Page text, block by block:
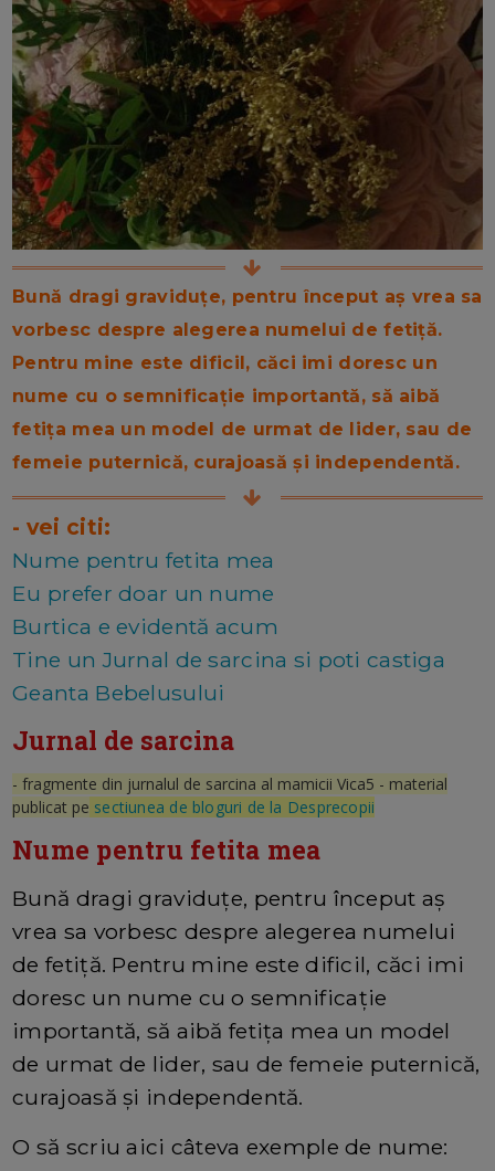
Bună dragi graviduțe, pentru început aș vrea sa
vorbesc despre alegerea numelui de fetiță.
Pentru mine este dificil, căci imi doresc un
nume cu o semnificație importantă, să aibă
fetița mea un model de urmat de lider, sau de
femeie puternică, curajoasă și independentă.
- vei citi:
Nume pentru fetita mea
Eu prefer doar un nume
Burtica e evidentă acum
Tine un Jurnal de sarcina si poti castiga
Geanta Bebelusului
Jurnal de sarcina
- fragmente din jurnalul de sarcina al mamicii Vica5 - material
publicat pe sectiunea de bloguri de la Desprecopii
Nume pentru fetita mea
Bună dragi graviduțe, pentru început aș
vrea sa vorbesc despre alegerea numelui
de fetiță. Pentru mine este dificil, căci imi
doresc un nume cu o semnificație
importantă, să aibă fetița mea un model
de urmat de lider, sau de femeie puternică,
curajoasă și independentă.
O să scriu aici câteva exemple de nume: